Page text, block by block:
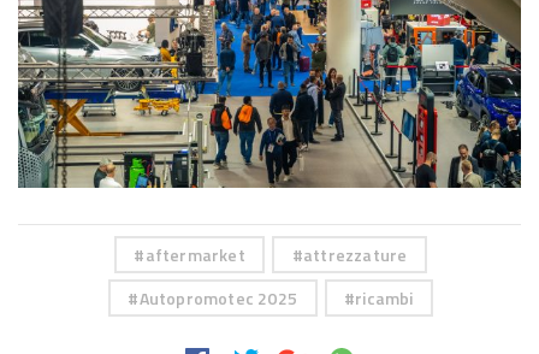
aftermarket
attrezzature
Autopromotec 2025
ricambi